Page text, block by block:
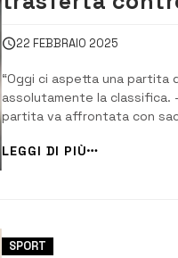
Tombesi C5
22 FEBBRAIO 2025
“Oggi ci aspetta una partita
assolutamente la classifica.
partita va affrontata con
dobbiamo dare sempre più
Ci siamo preparati...
LEGGI DI PIÙ
SPORT